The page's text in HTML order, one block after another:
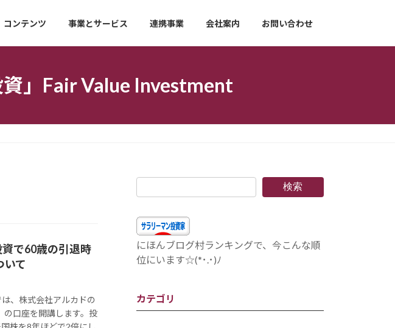
コンテンツ 事業とサービス 連携事業 会社案内 お問い合わせ
」Fair Value Investment
資で60歳の引退時
いて
、株式会社アルカドの
の口座を開講します。投
検索
にほんブログ村ランキングで、今こんな順
位にいます☆(*･.･)ﾉ
カテゴリ